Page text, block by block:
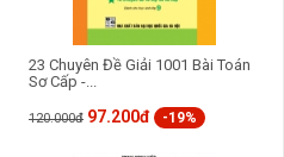
23 Chuyên Đề Giải 1001 Bài Toán
Sơ Cấp -...
120.000đ 97.200đ -19%